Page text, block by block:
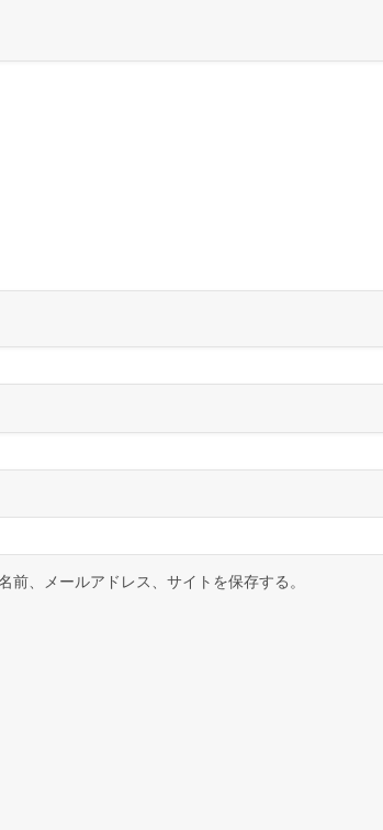
、メールアドレス、サイトを保存する。